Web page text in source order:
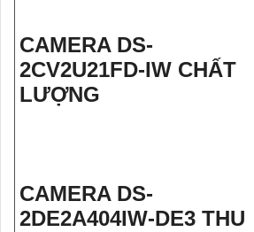
CAMERA DS-
2CV2U21FD-IW CHẤT
LƯỢNG
CAMERA DS-
2DE2A404IW-DE3 THU